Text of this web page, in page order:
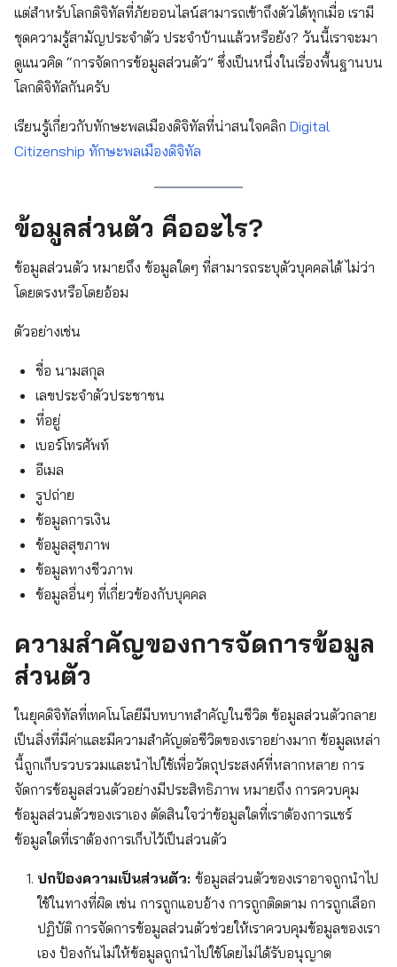
แต่สำหรับโลกดิจิทัลที่ภัยออนไลน์สามารถเข้าถึงตัวได้ทุกเมื่อ เรามี
ชุดความรู้สามัญประจำตัว ประจำบ้านแล้วหรือยัง? วันนี้เราจะมา
ดูแนวคิด “การจัดการข้อมูลส่วนตัว” ซึ่งเป็นหนึ่งในเรื่องพื้นฐานบน
โลกดิจิทัลกันครับ
เรียนรู้เกี่ยวกับทักษะพลเมืองดิจิทัลที่น่าสนใจคลิก Digital
Citizenship ทักษะพลเมืองดิจิทัล
ข้อมูลส่วนตัว คืออะไร?
ข้อมูลส่วนตัว หมายถึง ข้อมูลใดๆ ที่สามารถระบุตัวบุคคลได้ ไม่ว่า
โดยตรงหรือโดยอ้อม
ตัวอย่างเช่น
ชื่อ นามสกุล
เลขประจำตัวประชาชน
ที่อยู่
เบอร์โทรศัพท์
อีเมล
รูปถ่าย
ข้อมูลการเงิน
ข้อมูลสุขภาพ
ข้อมูลทางชีวภาพ
ข้อมูลอื่นๆ ที่เกี่ยวข้องกับบุคคล
ความสำคัญของการจัดการข้อมูล
ส่วนตัว
ในยุคดิจิทัลที่เทคโนโลยีมีบทบาทสำคัญในชีวิต ข้อมูลส่วนตัวกลาย
เป็นสิ่งที่มีค่าและมีความสำคัญต่อชีวิตของเราอย่างมาก ข้อมูลเหล่า
นี้ถูกเก็บรวบรวมและนำไปใช้เพื่อวัตถุประสงค์ที่หลากหลาย การ
จัดการข้อมูลส่วนตัวอย่างมีประสิทธิภาพ หมายถึง การควบคุม
ข้อมูลส่วนตัวของเราเอง ตัดสินใจว่าข้อมูลใดที่เราต้องการแชร์
ข้อมูลใดที่เราต้องการเก็บไว้เป็นส่วนตัว
ปกป้องความเป็นส่วนตัว: ข้อมูลส่วนตัวของเราอาจถูกนำไป
ใช้ในทางที่ผิด เช่น การถูกแอบอ้าง การถูกติดตาม การถูกเลือก
ปฏิบัติ การจัดการข้อมูลส่วนตัวช่วยให้เราควบคุมข้อมูลของเรา
เอง ป้องกันไม่ให้ข้อมูลถูกนำไปใช้โดยไม่ได้รับอนุญาต